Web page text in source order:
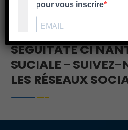
SEGUITATE CI
SUCIALE - SUIVEZ-
LES RÉSEAUX